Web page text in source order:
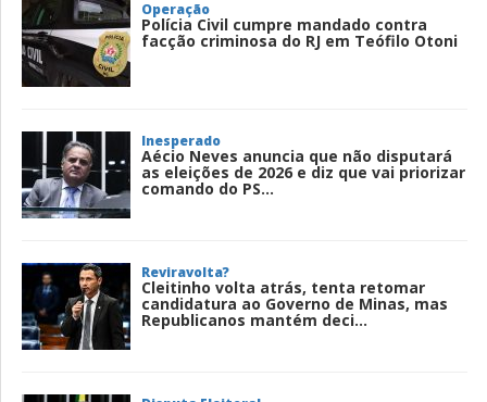
Operação
Polícia Civil cumpre mandado contra
facção criminosa do RJ em Teófilo Otoni
Inesperado
Aécio Neves anuncia que não disputará
as eleições de 2026 e diz que vai priorizar
comando do PS...
Reviravolta?
Cleitinho volta atrás, tenta retomar
candidatura ao Governo de Minas, mas
Republicanos mantém deci...